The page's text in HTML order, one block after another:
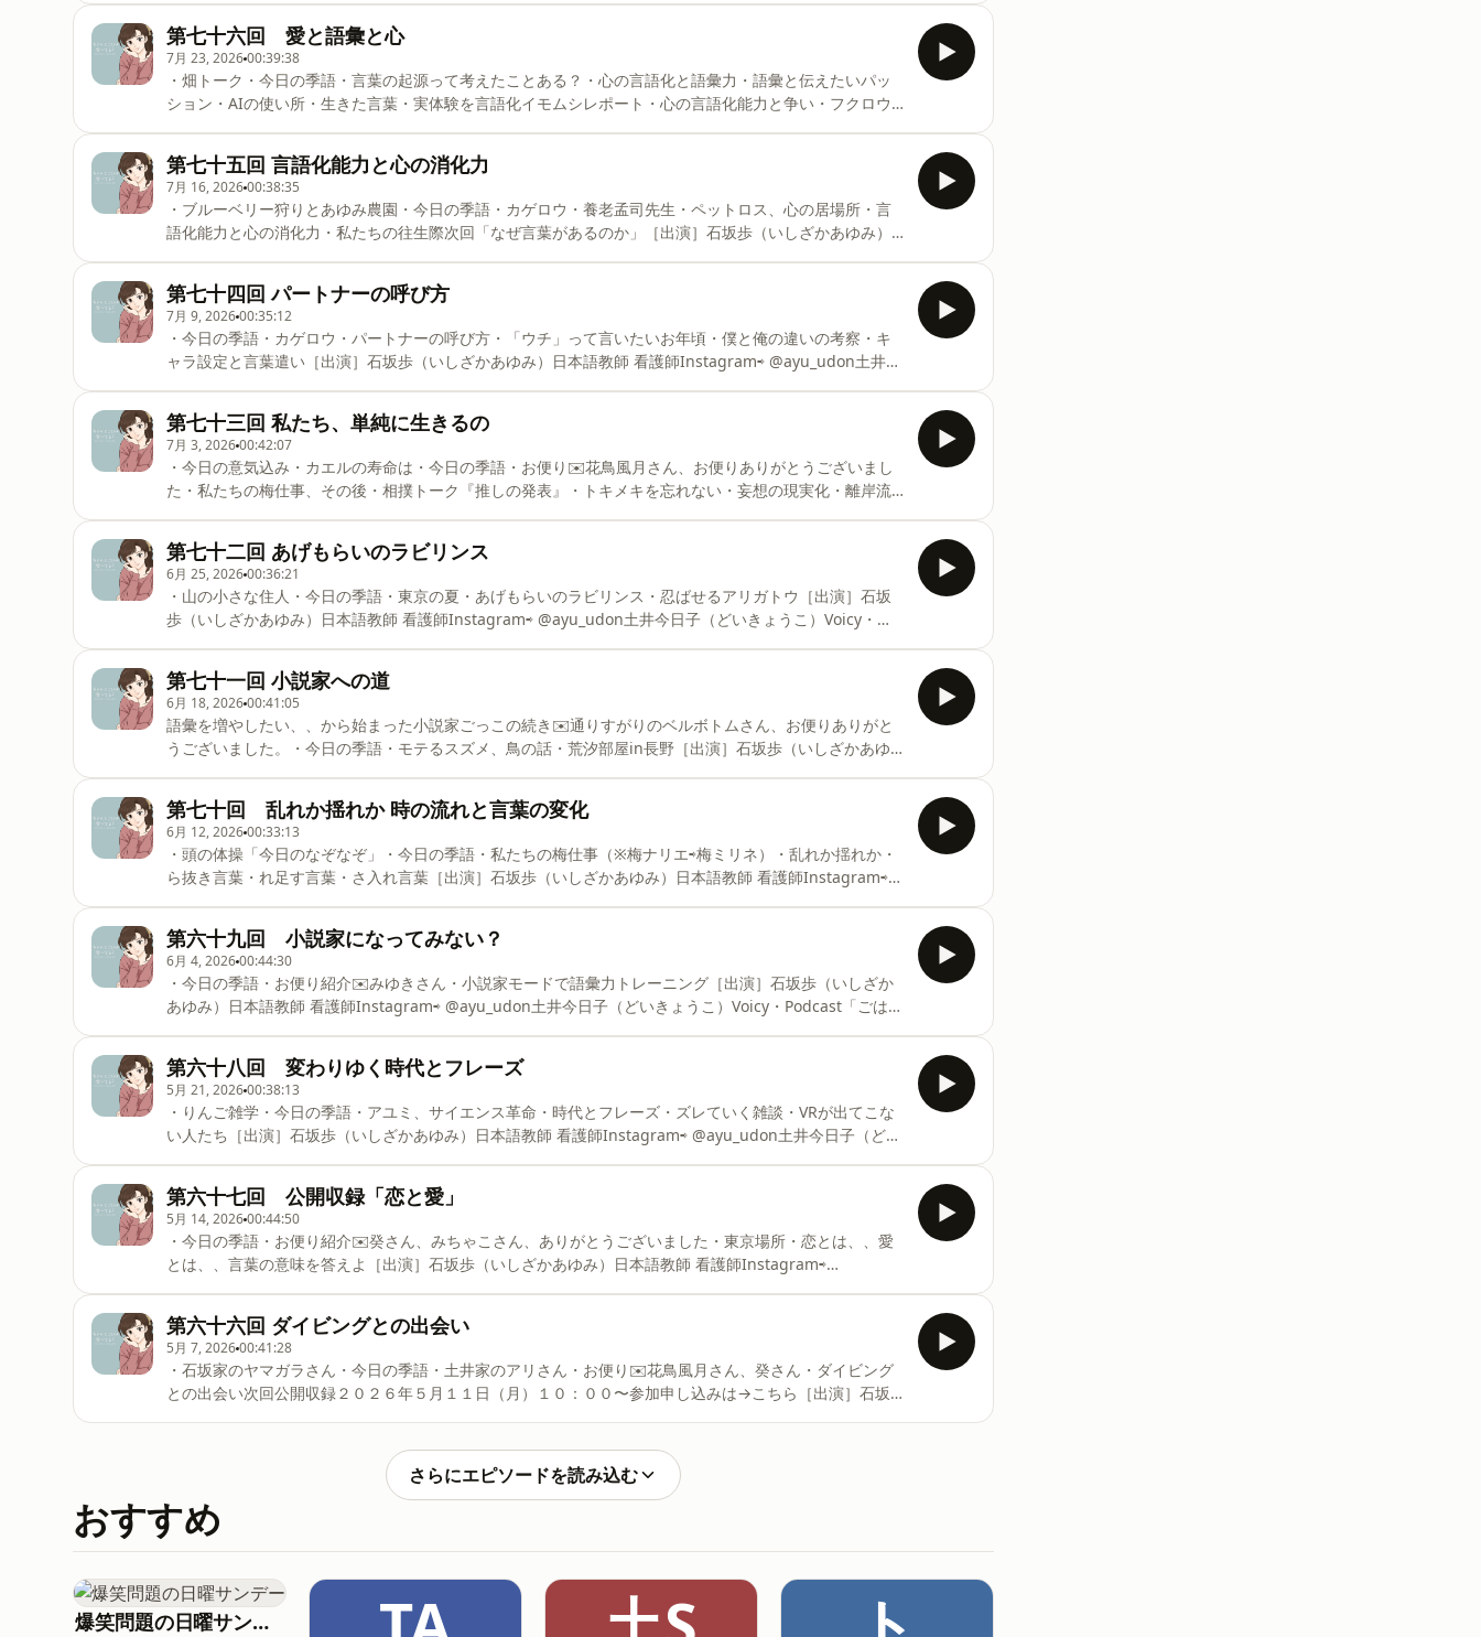
第七十六回 愛と語彙と心
7月 23, 202600:39:38
・畑トーク・今日の季語・言葉の起源って考えたことある？・心の言語化と語彙力・語彙と伝えたいパッ
ション・AIの使い所・生きた言葉・実体験を言語化イモムシレポート・心の言語化能力と争い・フクロウ
ょうこ）Voicy・Podcast「ごはんとみそしるAyurvedaのある暮らし」を配信Instagram⇨ ⁠⁠⁠⁠⁠⁠⁠⁠⁠⁠⁠⁠⁠⁠⁠⁠⁠⁠⁠⁠⁠⁠⁠⁠⁠⁠⁠⁠⁠⁠⁠⁠⁠⁠⁠⁠⁠⁠⁠⁠⁠⁠⁠⁠⁠⁠⁠@gohamiso⁠⁠
第七十五回 言語化能力と心の消化力
7月 16, 202600:38:35
・ブルーベリー狩りとあゆみ農園・今日の季語・カゲロウ・養老孟司先生・ペットロス、心の居場所・言
語化能力と心の消化力・私たちの往生際次回「なぜ言葉があるのか」［出演］石坂歩（いしざかあゆみ）
るAyurvedaのある暮らし」を配信Instagram⇨ ⁠⁠⁠⁠⁠⁠⁠⁠⁠⁠⁠⁠⁠⁠⁠⁠⁠⁠⁠⁠⁠⁠⁠⁠⁠⁠⁠⁠⁠⁠⁠⁠⁠⁠⁠⁠⁠⁠⁠⁠⁠⁠⁠⁠⁠⁠@gohamiso⁠⁠
第七十四回 パートナーの呼び方
7月 9, 202600:35:12
・今日の季語・カゲロウ・パートナーの呼び方・「ウチ」って言いたいお年頃・僕と俺の違いの考察・キ
ャラ設定と言葉遣い［出演］石坂歩（いしざかあゆみ）日本語教師 看護師Instagram⇨ ⁠⁠⁠⁠⁠⁠⁠⁠⁠⁠⁠⁠⁠⁠⁠⁠⁠⁠⁠⁠⁠⁠⁠⁠⁠⁠⁠⁠⁠⁠⁠⁠⁠⁠⁠⁠⁠⁠⁠⁠⁠⁠⁠⁠⁠@ayu_udon⁠⁠⁠⁠⁠⁠⁠⁠⁠⁠⁠⁠⁠⁠⁠⁠⁠⁠⁠⁠⁠⁠⁠⁠⁠⁠⁠⁠⁠⁠⁠⁠⁠⁠⁠⁠⁠⁠⁠⁠⁠⁠⁠⁠⁠土井今
⁠⁠⁠⁠⁠⁠⁠⁠⁠⁠⁠⁠⁠⁠⁠⁠⁠⁠⁠⁠⁠⁠⁠⁠⁠⁠⁠⁠⁠⁠⁠⁠⁠⁠⁠⁠⁠⁠⁠⁠⁠⁠⁠⁠⁠@gohamiso⁠⁠
第七十三回 私たち、単純に生きるの
7月 3, 202600:42:07
・今日の意気込み・カエルの寿命は・今日の季語・お便り✉️花鳥風月さん、お便りありがとうございまし
た・私たちの梅仕事、その後・相撲トーク『推しの発表』・トキメキを忘れない・妄想の現実化・離岸流
いきょうこ）Voicy・Podcast「ごはんとみそしるAyurvedaのある暮らし」を配信Instagram⇨
⁠⁠⁠⁠⁠⁠⁠⁠⁠⁠⁠⁠⁠⁠⁠⁠⁠⁠⁠⁠⁠⁠⁠⁠⁠⁠⁠⁠⁠⁠⁠⁠⁠⁠⁠⁠⁠⁠⁠⁠⁠⁠⁠⁠@gohamiso⁠⁠
第七十二回 あげもらいのラビリンス
6月 25, 202600:36:21
・山の小さな住人・今日の季語・東京の夏・あげもらいのラビリンス・忍ばせるアリガトウ［出演］石坂
歩（いしざかあゆみ）日本語教師 看護師Instagram⇨ ⁠⁠⁠⁠⁠⁠⁠⁠⁠⁠⁠⁠⁠⁠⁠⁠⁠⁠⁠⁠⁠⁠⁠⁠⁠⁠⁠⁠⁠⁠⁠⁠⁠⁠⁠⁠⁠⁠⁠⁠⁠⁠⁠@ayu_udon⁠⁠⁠⁠⁠⁠⁠⁠⁠⁠⁠⁠⁠⁠⁠⁠⁠⁠⁠⁠⁠⁠⁠⁠⁠⁠⁠⁠⁠⁠⁠⁠⁠⁠⁠⁠⁠⁠⁠⁠⁠⁠⁠土井今日子（どいきょうこ）Voicy・
第七十一回 小説家への道
6月 18, 202600:41:05
語彙を増やしたい、、から始まった小説家ごっこの続き✉️通りすがりのベルボトムさん、お便りありがと
うございました。・今日の季語・モテるスズメ、鳥の話・荒汐部屋in長野［出演］石坂歩（いしざかあゆ
そしるAyurvedaのある暮らし」を配信Instagram⇨ ⁠⁠⁠⁠⁠⁠⁠⁠⁠⁠⁠⁠⁠⁠⁠⁠⁠⁠⁠⁠⁠⁠⁠⁠⁠⁠⁠⁠⁠⁠⁠⁠⁠⁠⁠⁠⁠⁠⁠⁠⁠⁠@gohamiso⁠⁠
第七十回 乱れか揺れか 時の流れと言葉の変化
6月 12, 202600:33:13
・頭の体操「今日のなぞなぞ」・今日の季語・私たちの梅仕事（※梅ナリエ⇨梅ミリネ）・乱れか揺れか・
ら抜き言葉・れ足す言葉・さ入れ言葉［出演］石坂歩（いしざかあゆみ）日本語教師 看護師Instagram⇨
配信Instagram⇨ ⁠⁠⁠⁠⁠⁠⁠⁠⁠⁠⁠⁠⁠⁠⁠⁠⁠⁠⁠⁠⁠⁠⁠⁠⁠⁠⁠⁠⁠⁠⁠⁠⁠⁠⁠⁠⁠⁠⁠⁠⁠@gohamiso⁠⁠
第六十九回 小説家になってみない？
6月 4, 202600:44:30
・今日の季語・お便り紹介✉️みゆきさん・小説家モードで語彙力トレーニング［出演］石坂歩（いしざか
あゆみ）日本語教師 看護師Instagram⇨ ⁠⁠⁠⁠⁠⁠⁠⁠⁠⁠⁠⁠⁠⁠⁠⁠⁠⁠⁠⁠⁠⁠⁠⁠⁠⁠⁠⁠⁠⁠⁠⁠⁠⁠⁠⁠⁠⁠⁠⁠@ayu_udon⁠⁠⁠⁠⁠⁠⁠⁠⁠⁠⁠⁠⁠⁠⁠⁠⁠⁠⁠⁠⁠⁠⁠⁠⁠⁠⁠⁠⁠⁠⁠⁠⁠⁠⁠⁠⁠⁠⁠⁠土井今日子（どいきょうこ）Voicy・Podcast「ごはん
第六十八回 変わりゆく時代とフレーズ
5月 21, 202600:38:13
・りんご雑学・今日の季語・アユミ、サイエンス革命・時代とフレーズ・ズレていく雑談・VRが出てこな
い人たち［出演］石坂歩（いしざかあゆみ）日本語教師 看護師Instagram⇨ ⁠⁠⁠⁠⁠⁠⁠⁠⁠⁠⁠⁠⁠⁠⁠⁠⁠⁠⁠⁠⁠⁠⁠⁠⁠⁠⁠⁠⁠⁠⁠⁠⁠⁠⁠⁠⁠⁠⁠@ayu_udon⁠⁠⁠⁠⁠⁠⁠⁠⁠⁠⁠⁠⁠⁠⁠⁠⁠⁠⁠⁠⁠⁠⁠⁠⁠⁠⁠⁠⁠⁠⁠⁠⁠⁠⁠⁠⁠⁠⁠土井今日子（どい
第六十七回 公開収録「恋と愛」
5月 14, 202600:44:50
・今日の季語・お便り紹介✉️癸さん、みちゃこさん、ありがとうございました・東京場所・恋とは、、愛
とは、、言葉の意味を答えよ［出演］石坂歩（いしざかあゆみ）日本語教師 看護師Instagram⇨
配信Instagram⇨ ⁠⁠⁠⁠⁠⁠⁠⁠⁠⁠⁠⁠⁠⁠⁠⁠⁠⁠⁠⁠⁠⁠⁠⁠⁠⁠⁠⁠⁠⁠⁠⁠⁠⁠⁠⁠⁠⁠@gohamiso⁠⁠
第六十六回 ダイビングとの出会い
5月 7, 202600:41:28
・石坂家のヤマガラさん・今日の季語・土井家のアリさん・お便り✉️花鳥風月さん、癸さん・ダイビング
との出会い次回公開収録２０２６年５月１１日（月）１０：００〜参加申し込みは→⁠こちら⁠［出演］石坂
さらにエピソードを読み込む
おすすめ
爆笑問題の日曜サンデー